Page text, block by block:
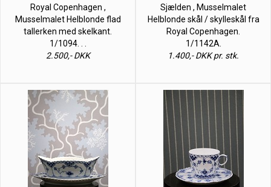
Royal Copenhagen ,
Musselmalet Helblonde flad
tallerken med skelkant.
1/1094. . .
2.500,- DKK
Sjælden , Musselmalet
Helblonde skål / skylleskål fra
Royal Copenhagen.
1/1142A.
1.400,- DKK pr. stk.